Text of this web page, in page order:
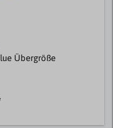
Übergröße